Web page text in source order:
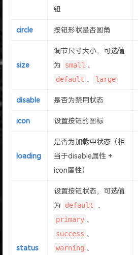
钮
circle 按钮形状是否圆角
size
调节尺寸大小，可选值
为
small 、
default 、 large
disable 是否为禁用状态
icon 设置按钮的图标
loading
是否为加载中状态（相
当于disable属性 +
icon属性）
status
设置按钮状态，可选值
为
default
、
primary 、
success 、
warning 、